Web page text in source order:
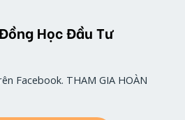
Học Đầu Tư
Facebook. THAM GIA HOÀN